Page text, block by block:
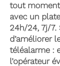
tout moment
avec un
24h/24, 7j/7.
d’améliorer
téléalarme :
l’opérateur